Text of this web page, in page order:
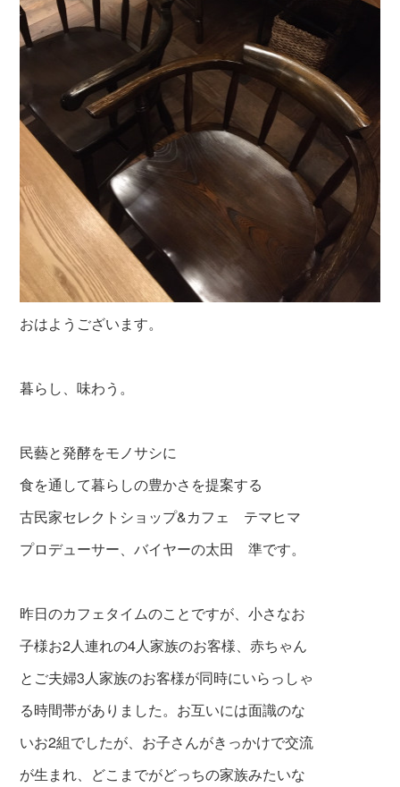
おはようございます。
暮らし、味わう。
民藝と発酵をモノサシに
食を通して暮らしの豊かさを提案する
古民家セレクトショップ&カフェ テマヒマ
プロデューサー、バイヤーの太田 準です。
昨日のカフェタイムのことですが、小さなお
子様お2人連れの4人家族のお客様、赤ちゃん
とご夫婦3人家族のお客様が同時にいらっしゃ
る時間帯がありました。お互いには面識のな
いお2組でしたが、お子さんがきっかけで交流
が生まれ、どこまでがどっちの家族みたいな